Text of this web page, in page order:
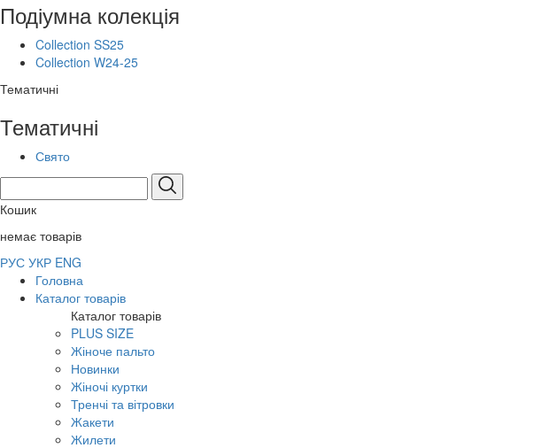
Подіумна колекція
Collection SS25
Collection W24-25
Тематичні
Тематичні
Свято
Кошик
немає товарів
РУС УКР ENG
Головна
Каталог товарів
Каталог товарів
PLUS SIZE
Жіноче пальто
Новинки
Жіночі куртки
Тренчі та вітровки
Жакети
Жилети